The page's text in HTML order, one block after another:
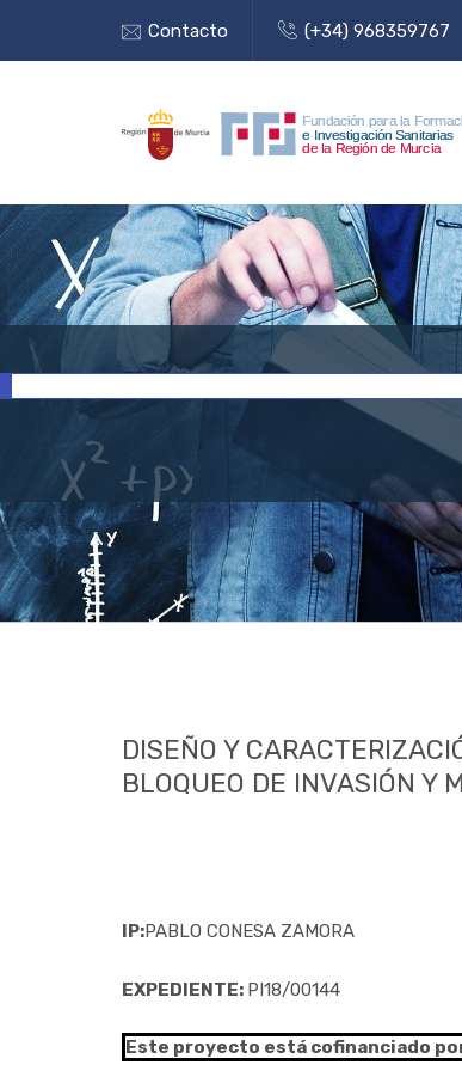
Contacto (+34) 968359767
DISEÑO Y
BLOQUEO DE INVASIÓN Y
IP:PABLO CONESA ZAMORA
EXPEDIENTE: PI18/00144
Este proyecto está cofinanciado